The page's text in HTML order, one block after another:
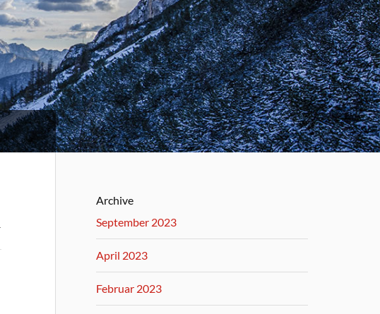
Archive
September 2023
April 2023
Februar 2023